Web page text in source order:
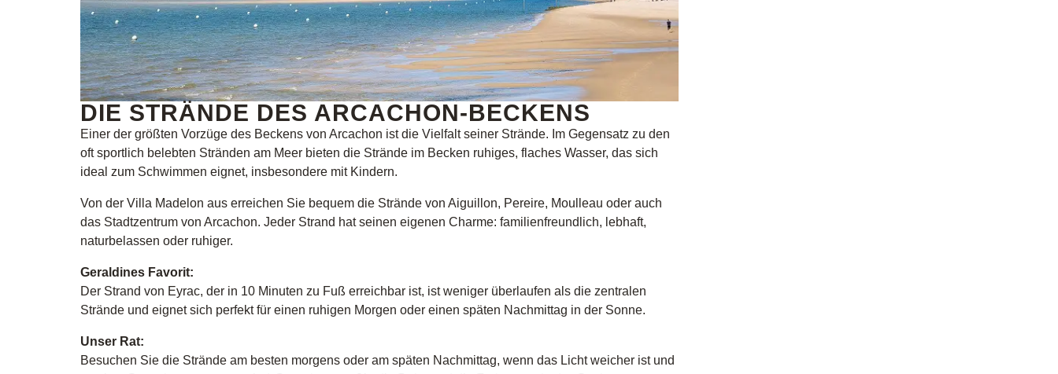
DIE STRÄNDE DES ARCACHON-BECKENS
Einer der größten Vorzüge des Beckens von Arcachon ist die Vielfalt seiner Strände. Im Gegensatz zu den
oft sportlich belebten Stränden am Meer bieten die Strände im Becken ruhiges, flaches Wasser, das sich
ideal zum Schwimmen eignet, insbesondere mit Kindern.
Von der Villa Madelon aus erreichen Sie bequem die Strände von Aiguillon, Pereire, Moulleau oder auch
das Stadtzentrum von Arcachon. Jeder Strand hat seinen eigenen Charme: familienfreundlich, lebhaft,
naturbelassen oder ruhiger.
Geraldines Favorit:
Der Strand von Eyrac, der in 10 Minuten zu Fuß erreichbar ist, ist weniger überlaufen als die zentralen
Strände und eignet sich perfekt für einen ruhigen Morgen oder einen späten Nachmittag in der Sonne.
Unser Rat:
Besuchen Sie die Strände am besten morgens oder am späten Nachmittag, wenn das Licht weicher ist und